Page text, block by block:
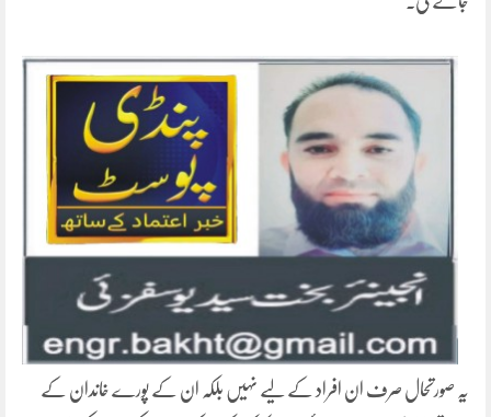
یہ صورتحال صرف ان افراد کے لیے نہیں بلکہ ان کے پورے خاندان کے